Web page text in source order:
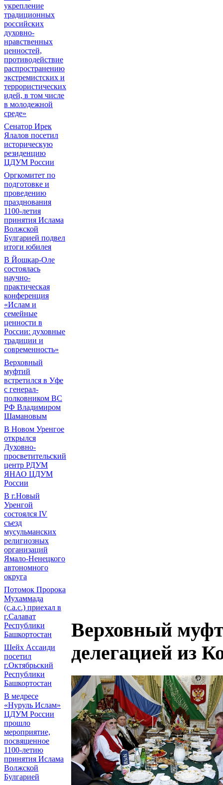
укрепление
традиционных
российских
духовно-
нравственных
ценностей,
противодействие
распространению
экстремистских и
террористических
идей, в том числе
в молодежной
среде»
Сенатор Ирек
Ялалов посетил
историческую
резиденцию
ЦДУМ России
Оргкомитет по
подготовке и
проведению
празднования
1100-летия
принятия Ислама
Волжской
Булгарией подвел
итоги юбилея
В Йошкар-Оле
состоялась
научно-
практическая
конференция
«Ислам и
семейные
ценности в
России: духовные
традиции и
современность»
Верховный
муфтий
встретился в Уфе
с генерал-
полковником ВС
РФ Владимиром
Шамановым
В Новом Уренгое
открылся
Духовно-
просветительский
центр РДУМ
ЯНАО ЦДУМ
России
В г.Новый
Уренгой
состоялся IV
съезд
мусульманских
религиозных
организаций
Ямало-Ненецкого
автономного
округа
Потомок Пророка
Мухаммада
(с.а.с.) приехал в
г.Салават
Республики
Башкортостан
Шейх Ассаиди
посетил
г.Октябрьский
Республики
Башкортостан
В медресе
«Нуруль Ислам»
ЦДУМ России
прошло
мероприятие,
посвященное
1100-летию
принятия Ислама
Волжской
Булгарией
Верховный
делегацией из